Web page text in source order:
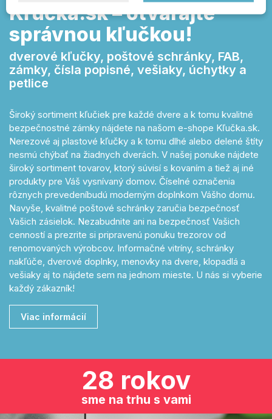
Kľučka.sk – otvárajte
správnou kľučkou!
dverové kľučky, poštové schránky, FAB,
zámky, čísla popisné, vešiaky, úchytky a
petlice
Široký sortiment kľučiek pre každé dvere a k tomu kvalitné
bezpečnostné zámky nájdete na našom e-shope Kľučka.sk.
Nerezové aj plastové kľučky a k tomu dlhé alebo delené štíty
nesmú chýbať na žiadnych dverách. V našej ponuke nájdete
široký sortiment tovarov, ktorý súvisí s kovaním a tiež aj iné
produkty pre Váš vysnívaný domov. Číselné označenia
rôznych prevedeníbudú moderným doplnkom Vášho domu.
Navyše, kvalitné poštové schránky zaručia bezpečnosť
Vašich zásielok. Nezabudnite ani na bezpečnosť Vašich
cenností a prezrite si pripravenú ponuku trezorov od
renomovaných výrobcov. Informačné vitríny, schránky
nakľúče, dverové doplnky, menovky na dvere, klopadlá a
vešiaky aj to nájdete sem na jednom mieste. U nás si vyberie
každý zákazník!
Viac informácií
28 rokov
sme na trhu s vami